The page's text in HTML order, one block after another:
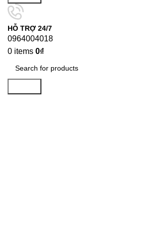
HỖ TRỢ 24/7
0964004018
0 items 0₫